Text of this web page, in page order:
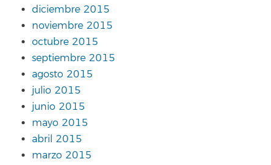
diciembre 2015
noviembre 2015
octubre 2015
septiembre 2015
agosto 2015
julio 2015
junio 2015
mayo 2015
abril 2015
marzo 2015